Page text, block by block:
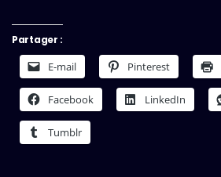
Partager :
E-mail Pinterest
Facebook LinkedIn
Tumblr